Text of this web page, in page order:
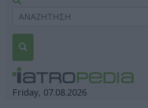
Friday, 07.08.2026